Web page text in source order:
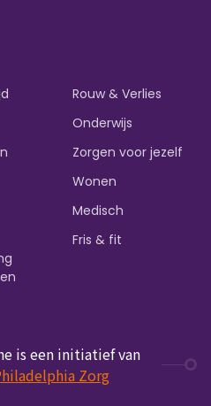
Rouw & Verlies
Onderwijs
Zorgen voor jezelf
Wonen
Medisch
Fris & fit
is een initiatief van
Zorg